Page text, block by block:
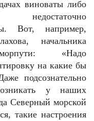
виноваты либо
Вот, например,
начальника
«Надо
на какие бы
подсознательно
у наших
Северный морской
такие настроения